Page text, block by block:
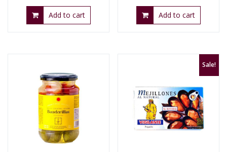
Add to cart Add to cart
Sale!